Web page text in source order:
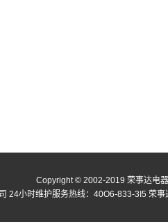
Copyright © 2002-2019 荣事达电
24小时维护服务热线：40O6-833-3I5 荣